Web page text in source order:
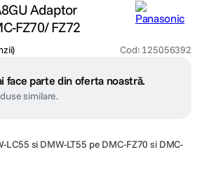
Adaptor
FZ70/ FZ72
) Cod: 125056392
face parte din oferta noastră.
similare.
si DMW-LT55 pe DMC-FZ70 si DMC-